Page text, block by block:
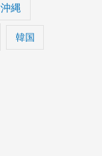
沖縄
韓国